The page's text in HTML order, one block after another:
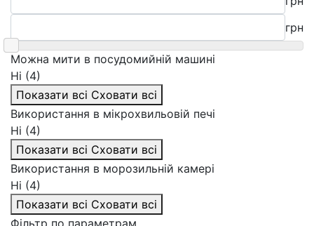
грн
Можна мити в посудомийній машині
Ні (4)
Показати всі Сховати всі
Використання в мікрохвильовій печі
Ні (4)
Показати всі Сховати всі
Використання в морозильній камері
Ні (4)
Показати всі Сховати всі
Фільтр по параметрам